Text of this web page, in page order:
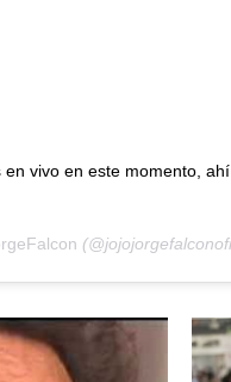
vivo en este momento,